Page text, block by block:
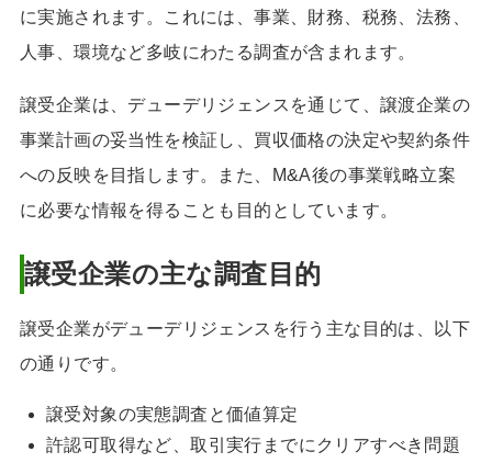
に実施されます。これには、事業、財務、税務、法務、
人事、環境など多岐にわたる調査が含まれます。
譲受企業は、デューデリジェンスを通じて、譲渡企業の
事業計画の妥当性を検証し、買収価格の決定や契約条件
への反映を目指します。また、M&A後の事業戦略立案
に必要な情報を得ることも目的としています。
譲受企業の主な調査目的
譲受企業がデューデリジェンスを行う主な目的は、以下
の通りです。
譲受対象の実態調査と価値算定
許認可取得など、取引実行までにクリアすべき問題